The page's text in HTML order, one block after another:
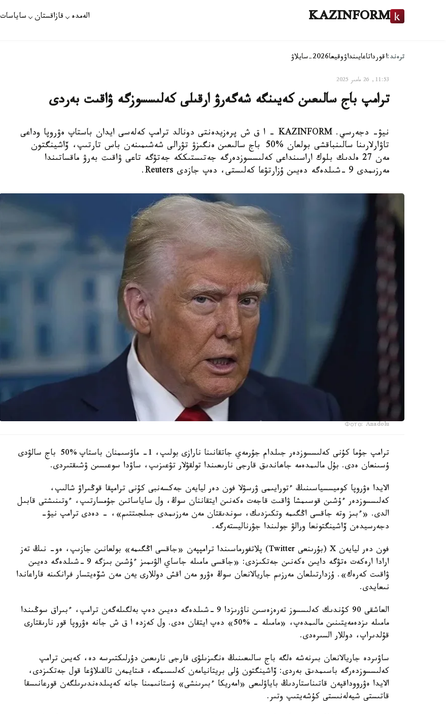
KAZINFORM الەمدە قازاقستان ساياسات
ترەند:اقورداتاعايىنداۋوقيعا2026-سايلاۋ
11:53, 26 مامىر 2025
ترامپ باج سالىعىن كەيىنگە شەگەرۋ ارقىلى كەلىسسوزگە ۋاقىت بەردى
نيۋ- دجەرسي. KAZINFORM - ا ق ش پرەزيدەنتى دونالد ترامپ كەلەسى ايدان باستاپ ەۋروپا وداعى
تاۋارلارىنا سالىنباقشى بولعان %50 باج سالىعىن ەنگىزۋ تۋرالى شەشىمىنەن باس تارتىپ، ۆاشينگتون
مەن 27 ەلدىك بلوك اراسىنداعى كەلىسسوزدەرگە جەتىستىككە جەتۋگە تاعى ۋاقىت بەرۋ ماقساتىندا
مەرزىمدى 9 -شىلدەگە دەيىن ۇزارتۋعا كەلىستى، دەپ جازدى Reuters.
Фото: Anadolu
ترامپ جۇما كۇنى كەلىسسوزدەر جىلدام جۇرمەي جاتقانىنا نارازى بولىپ، 1- ماۋسىمنان باستاپ %50 باج سالۋدى
ۇسىنعان ەدى. بۇل مالىمدەمە جاھاندىق قارجى نارىعىندا تولقۋلار تۋعىزىپ، ساۋدا سوعىسىن ۋشىقتىردى.
الايدا ەۋروپا كوميسسياسىنىڭ ءتورايىمى ۋرسۋلا فون دەر ليايەن جەكسەنبى كۇنى ترامپقا قوڭىراۋ شالىپ،
كەلىسسوزدەر ءۇشىن قوسىمشا ۋاقىت قاجەت ەكەنىن ايتقاننان سوڭ، ول ساياساتىن جۇمسارتىپ، ءوتىنىشتى قابىل
الدى. «ءبىز وتە جاقسى اڭگىمە وتكىزدىك، سوندىقتان مەن مەرزىمدى جىلجىتتىم»، - دەدى ترامپ نيۋ-
دجەرسيدەن ۆاشينگتونعا ورالۋ جولىندا جۋرناليستەرگە.
فون دەر ليايەن X (بۇرىنعى Twitter) پلاتفورماسىندا ترامپپەن «جاقسى اڭگىمە» بولعانىن جازىپ، ەو- نىڭ تەز
ارادا ارەكەت ەتۋگە دايىن ەكەنىن جەتكىزدى: «جاقسى مامىلە جاساي الۋىمىز ءۇشىن بىزگە 9 -شىلدەگە دەيىن
ۋاقىت كەرەك». ۇزدارتىلعان مەرزىم جاريالانعان سوڭ ەۋرو مەن اقش دوللارى يەن مەن شۆەيتسار فرانكىنە قاراعاندا
نىعايدى.
العاشقى 90 كۇندىك كەلىسسوز تەرەزەسىن ناۋرىزدا 9 -شىلدەگە دەيىن دەپ بەلگىلەگەن ترامپ، ءبىراق سوڭىندا
مامىلە ىزدەمەيتىنىن مالىمدەپ، «مامىلە - %50» دەپ ايتقان ەدى. ول كەزدە ا ق ش جانە ەۋروپا قور نارىقتارى
قۇلدىراپ، دوللار السىرەدى.
ساۋىردە جاريالانعان بىرنەشە ەلگە باج سالىعىنىڭ ەنگىزىلۋى قارجى نارىعىن دۇرلىكتىرسە دە، كەيىن ترامپ
كەلىسسوزدەرگە باسىمدىق بەردى: ۆاشينگتون ۇلى بريتانيامەن كەلىسىمگە، قىتايمەن تالقىلاۋعا قول جەتكىزدى،
الايدا ەۋرووداقپەن قاتىناستاردىڭ باياۋلىعى «امەريكا ءبىرىنشى» ۇستانىمىنا جانە كەپىلدەندىرىلگەن قورعانىسقا
قاتىستى شيەلەنىستى كۇشەيتىپ وتىر.